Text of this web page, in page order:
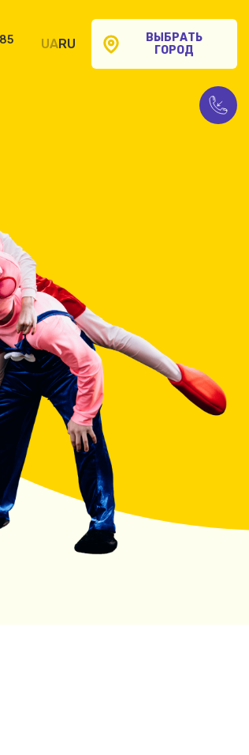
UARU
ВЫБРАТЬ
ГОРОД